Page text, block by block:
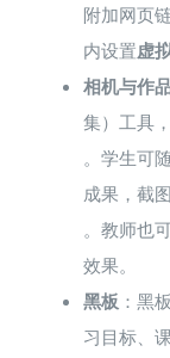
附加网页
内设置虚
相机与作
集）工具
。学生可
成果，截
。教师也
效果。
黑板 ：黑
习目标、